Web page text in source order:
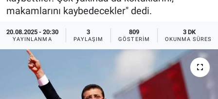
makamlarını kaybedecekler" dedi.
20.08.2025 - 20:30
YAYINLANMA
3
PAYLAŞIM
809
GÖSTERIM
3 DK
OKUNMA SÜRESI
Eğitim
Eğlence
Ekonomi
Forum